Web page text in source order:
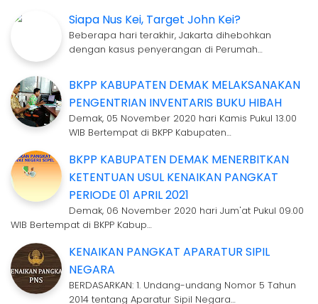
Siapa Nus Kei, Target John Kei?
Beberapa hari terakhir, Jakarta dihebohkan
dengan kasus penyerangan di Perumah…
BKPP KABUPATEN DEMAK MELAKSANAKAN
PENGENTRIAN INVENTARIS BUKU HIBAH
Demak, 05 November 2020 hari Kamis Pukul 13.00
WIB Bertempat di BKPP Kabupaten…
BKPP KABUPATEN DEMAK MENERBITKAN
KETENTUAN USUL KENAIKAN PANGKAT
PERIODE 01 APRIL 2021
Demak, 06 November 2020 hari Jum'at Pukul 09.00
WIB Bertempat di BKPP Kabup…
KENAIKAN PANGKAT APARATUR SIPIL
NEGARA
BERDASARKAN: 1. Undang-undang Nomor 5 Tahun
2014 tentang Aparatur Sipil Negara…